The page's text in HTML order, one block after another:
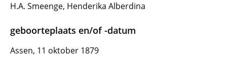
H.A. Smeenge, Henderika Alberdina
geboorteplaats en/of -datum
Assen, 11 oktober 1879